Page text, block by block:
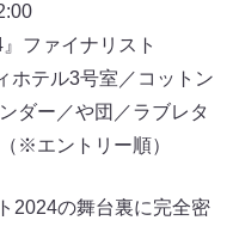
ファイナリスト
ホテル3号室／コットン
ダー／や団／ラブレタ
※エントリー順）
2024の舞台裏に完全密